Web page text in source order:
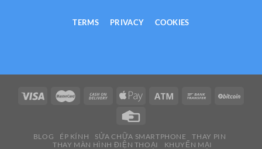
TERMS PRIVACY COOKIES
BLOG ÉP KÍNH SỬA CHỮA SMARTPHONE
THAY PIN
THAY MÀN HÌNH ĐIỆN THOẠI
KHUYẾN MẠI